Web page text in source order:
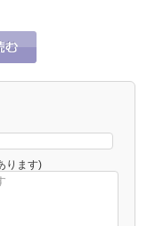
ります)